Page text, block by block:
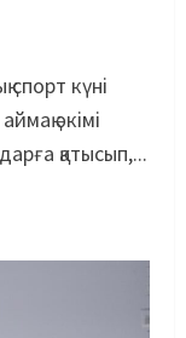
спорт күні
әкімі
қатысып,...